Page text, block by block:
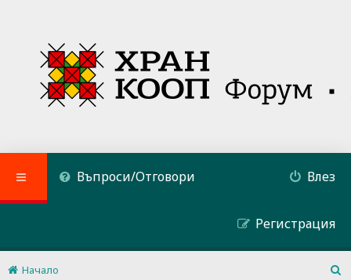
Въпроси/Отговори Влез
Регистрация
Начало